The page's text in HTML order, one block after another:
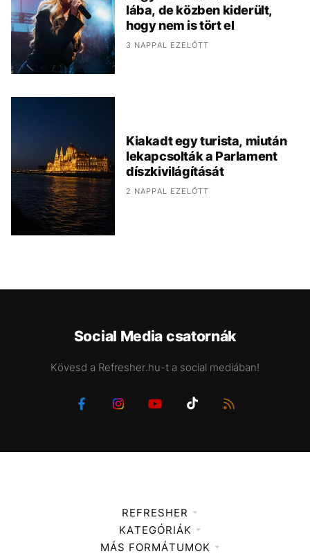
lába, de közben kiderült,
hogy nem is tört el
3 NAPPAL EZELŐTT
Kiakadt egy turista, miután
lekapcsolták a Parlament
díszkivilágítását
2 NAPPAL EZELŐTT
Social Media csatornák
Kövesd a Refresher.hu-t a social mediában!
REFRESHER
Médiaajánlat
KATEGÓRIÁK
Zene
MÁS FORMÁTUMOK